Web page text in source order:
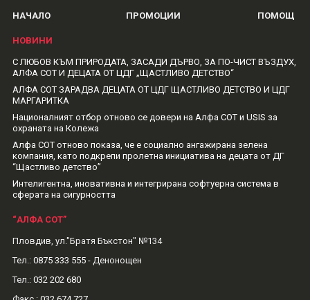
НАЧАЛО ПРОМОЦИИ ПОМОЩ
НОВИНИ
С ЛЮБОВ КЪМ ПРИРОДАТА, ЗАСАДИ ДЪРВО, ЗА ПО-ЧИСТ ВЪЗДУХ,
АЛФА СОТ И ДЕЦАТА ОТ ЦДГ „ЩАСТЛИВО ДЕТСТВО“
АЛФА СОТ ЗАРАДВА ДЕЦАТА ОТ ЦДГ ЩАСТЛИВО ДЕТСТВО И ЦДГ
МАРГАРИТКА
Националният отбор отново се довери на Алфа СОТ и USIS за
охраната на Колежа
Алфа СОТ отново показа, че е социално ангажирана зелена
компания, като подкрепи пролетна инициатива на децата от ДГ
“Щастливо детство”
Интелигентна, иновативна и интегрирана софтуерна система в
сферата на сигурността
“АЛФА СОТ”
Пловдив, ул."Братя Бъкстон" №134
Тел.: 0875 333 555- Денонощен
Тел.: 032 202 680